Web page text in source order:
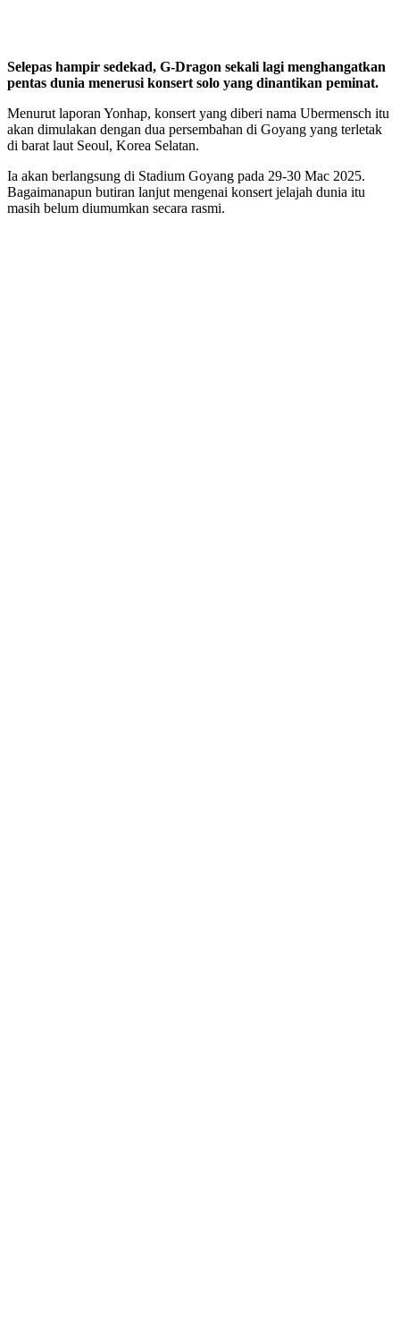
Selepas hampir sedekad, G-Dragon sekali lagi menghangatkan
pentas dunia menerusi konsert solo yang dinantikan peminat.
Menurut laporan Yonhap, konsert yang diberi nama Ubermensch itu
akan dimulakan dengan dua persembahan di Goyang yang terletak
di barat laut Seoul, Korea Selatan.
Ia akan berlangsung di Stadium Goyang pada 29-30 Mac 2025.
Bagaimanapun butiran lanjut mengenai konsert jelajah dunia itu
masih belum diumumkan secara rasmi.